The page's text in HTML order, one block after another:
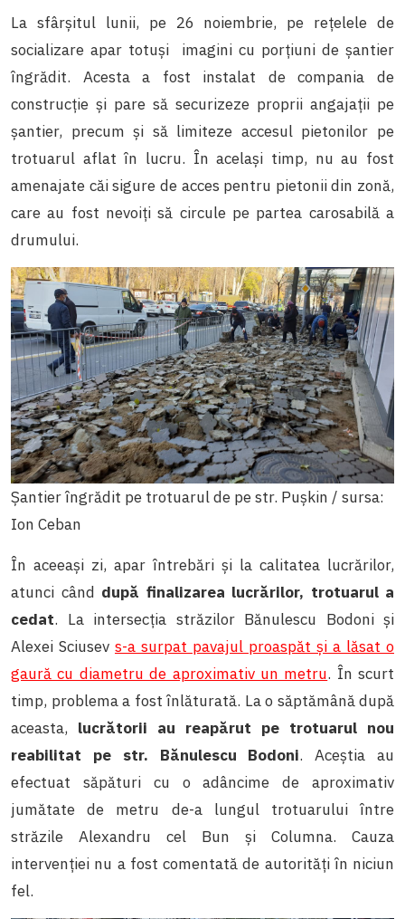
La sfârșitul lunii, pe 26 noiembrie, pe rețelele de
socializare apar totuși imagini cu porțiuni de șantier
îngrădit. Acesta a fost instalat de compania de
construcție și pare să securizeze proprii angajații pe
șantier, precum și să limiteze accesul pietonilor pe
trotuarul aflat în lucru. În același timp, nu au fost
amenajate căi sigure de acces pentru pietonii din zonă,
care au fost nevoiți să circule pe partea carosabilă a
drumului.
Șantier îngrădit pe trotuarul de pe str. Pușkin / sursa:
Ion Ceban
În aceeași zi, apar întrebări și la calitatea lucrărilor,
atunci când după finalizarea lucrărilor, trotuarul a
cedat. La intersecția străzilor Bănulescu Bodoni și
Alexei Sciusev s-a surpat pavajul proaspăt și a lăsat o
gaură cu diametru de aproximativ un metru. În scurt
timp, problema a fost înlăturată. La o săptămână după
aceasta, lucrătorii au reapărut pe trotuarul nou
reabilitat pe str. Bănulescu Bodoni. Aceștia au
efectuat săpături cu o adâncime de aproximativ
jumătate de metru de-a lungul trotuarului între
străzile Alexandru cel Bun și Columna. Cauza
intervenției nu a fost comentată de autorități în niciun
fel.